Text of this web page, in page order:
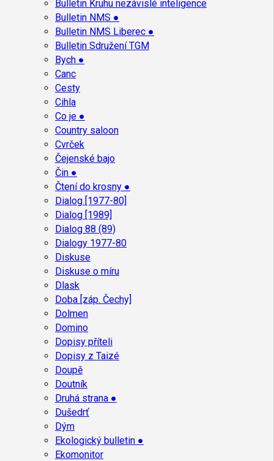
Bulletin Kruhu nezávislé inteligence
Bulletin NMS ●
Bulletin NMS Liberec ●
Bulletin Sdružení TGM
Bych ●
Canc
Cesty
Cihla
Co je ●
Country saloon
Cvrček
Čejenské bajo
Čin ●
Čtení do krosny ●
Dialog [1977-80]
Dialog [1989]
Dialog 88 (89)
Dialogy 1977-80
Diskuse
Diskuse o míru
Dlask
Doba [záp. Čechy]
Dolmen
Domino
Dopisy příteli
Dopisy z Taizé
Doupě
Doutník
Druhá strana ●
Dušedrť
Dým
Ekologický bulletin ●
Ekomonitor